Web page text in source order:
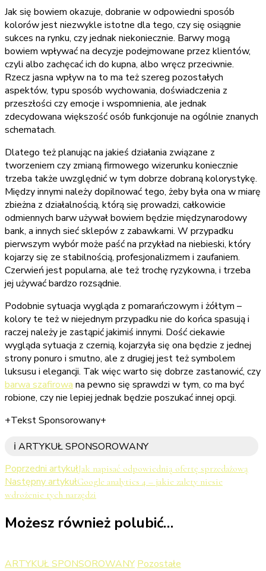
Jak się bowiem okazuje, dobranie w odpowiedni sposób
kolorów jest niezwykle istotne dla tego, czy się osiągnie
sukces na rynku, czy jednak niekoniecznie. Barwy mogą
bowiem wpływać na decyzje podejmowane przez klientów,
czyli albo zachęcać ich do kupna, albo wręcz przeciwnie.
Rzecz jasna wpływ na to ma też szereg pozostałych
aspektów, typu sposób wychowania, doświadczenia z
przeszłości czy emocje i wspomnienia, ale jednak
zdecydowana większość osób funkcjonuje na ogólnie znanych
schematach.
Dlatego też planując na jakieś działania związane z
tworzeniem czy zmianą firmowego wizerunku koniecznie
trzeba także uwzględnić w tym dobrze dobraną kolorystykę.
Między innymi należy dopilnować tego, żeby była ona w miarę
zbieżna z działalnością, którą się prowadzi, całkowicie
odmiennych barw używał bowiem będzie międzynarodowy
bank, a innych sieć sklepów z zabawkami. W przypadku
pierwszym wybór może paść na przykład na niebieski, który
kojarzy się ze stabilnością, profesjonalizmem i zaufaniem.
Czerwień jest popularna, ale też trochę ryzykowna, i trzeba
jej używać bardzo rozsądnie.
Podobnie sytuacja wygląda z pomarańczowym i żółtym –
kolory te też w niejednym przypadku nie do końca spasują i
raczej należy je zastąpić jakimiś innymi. Dość ciekawie
wygląda sytuacja z czernią, kojarzyła się ona będzie z jednej
strony ponuro i smutno, ale z drugiej jest też symbolem
luksusu i elegancji. Tak więc warto się dobrze zastanowić, czy
barwa szafirowa na pewno się sprawdzi w tym, co ma być
robione, czy nie lepiej jednak będzie poszukać innej opcji.
+Tekst Sponsorowany+
ℹ️ ARTYKUŁ SPONSOROWANY
Nawigacja
wpisu
Poprzedni artykułJak napisać odpowiednią ofertę sprzedażową
Następny artykułGoogle analytics 4 – jakie zalety niesie
wdrożenie tych narzędzi
Możesz również polubić…
ARTYKUŁ SPONSOROWANY Pozostałe